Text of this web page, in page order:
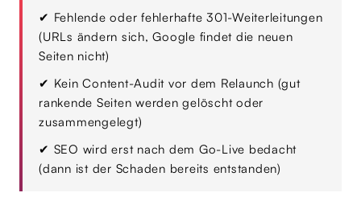
✔ Fehlende oder fehlerhafte 301-Weiterleitungen
(URLs ändern sich, Google findet die neuen
Seiten nicht)
✔ Kein Content-Audit vor dem Relaunch (gut
rankende Seiten werden gelöscht oder
zusammengelegt)
✔ SEO wird erst nach dem Go-Live bedacht
(dann ist der Schaden bereits entstanden)